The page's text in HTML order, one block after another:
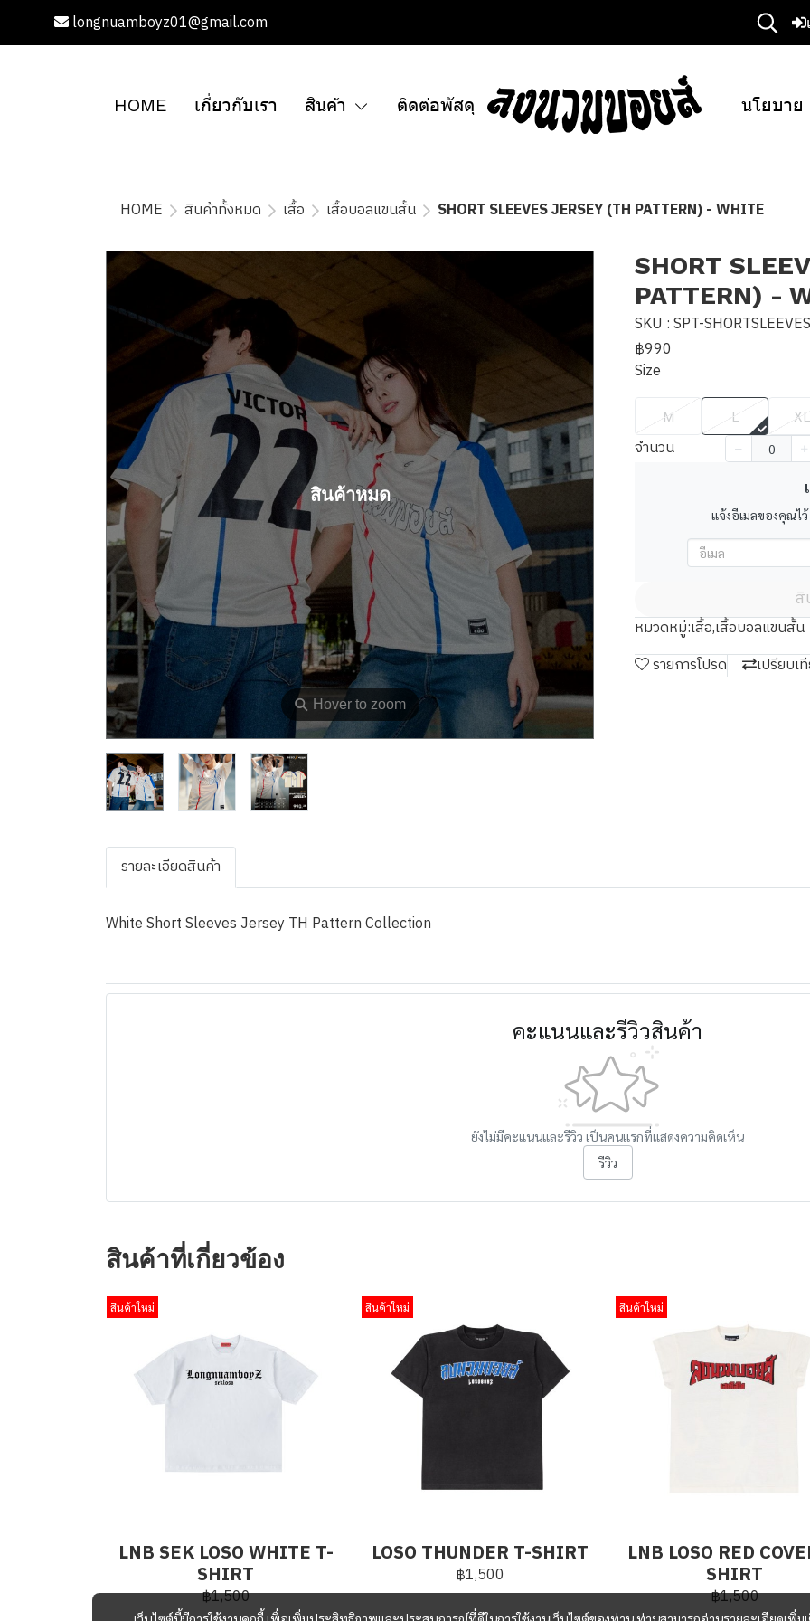
longnuamboyz01@gmail.com
HOME เกี่ยวกับเรา สินค้า ติดต่อพัสดุ นโยบาย
HOME สินค้าทั้งหมด เสื้อ เสื้อบอลแขนสั้น SHORT SLEEVES JERSEY (TH PATTERN) - WHITE
⚲ Hover to zoom
สินค้าหมด
SHORT
PATTERN) -
SKU : SPT-
฿990
Size
M L XL
จำนวน
แจ้งอีเมลของคุณไ
หมวดหมู่:เสื้อ,เสื้อบอลแขนสั้น
รายการโปรด
เปรียบเ
รายละเอียดสินค้า
White Short Sleeves Jersey TH Pattern Collection
คะแนนและรีวิวสินค้า
ยังไม่มีคะแนนและรีวิว เป็นคนแรกที่แสดงความคิดเห็น
รีวิว
สินค้าที่เกี่ยวข้อง
สินค้าใหม่
LNB SEK LOSO WHITE T-
SHIRT
฿1,500
สินค้าใหม่
LOSO THUNDER T-SHIRT
฿1,500
สินค้าใหม่
LNB LOSO RED
SHIRT
฿1,500